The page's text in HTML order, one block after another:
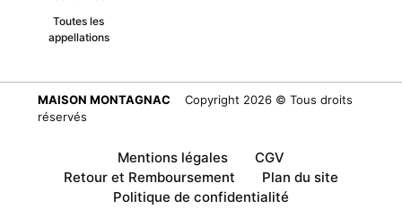
Toutes les
appellations
MAISON MONTAGNAC Copyright 2026 © Tous droits
réservés
Mentions légales
CGV
Retour et Remboursement
Plan du site
Politique de confidentialité